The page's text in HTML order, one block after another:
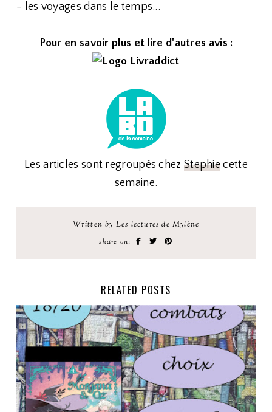
- les voyages dans le temps...
Pour en savoir plus et lire d'autres avis :
Les articles sont regroupés chez Stephie cette
semaine.
Written by Les lectures de Mylène
share on:
RELATED POSTS